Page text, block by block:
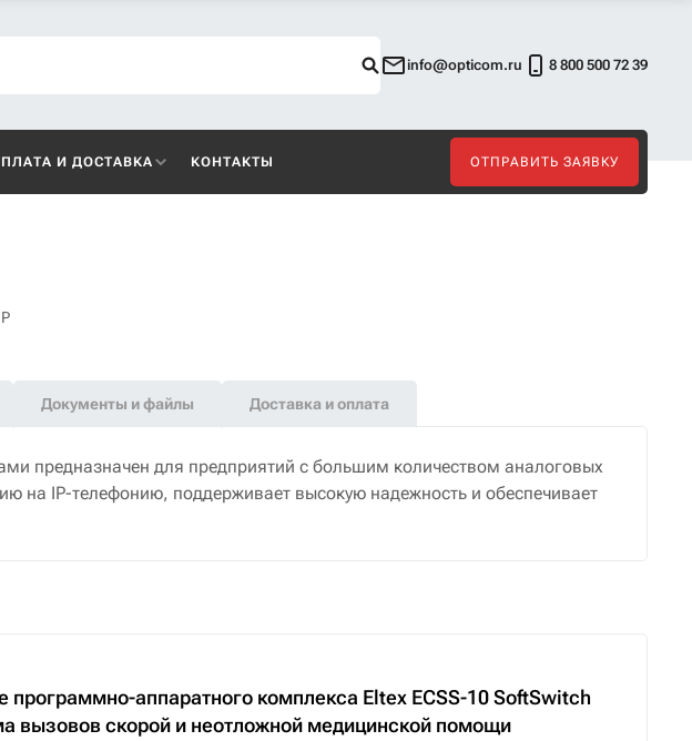
info@opticom.ru 8 800 500 72 39
И ДОСТАВКА КОНТАКТЫ ОТПРАВИТЬ ЗАЯВКУ
Документы и файлы Доставка и оплата
предназначен для предприятий с большим количеством аналоговых
на IP-телефонию, поддерживает высокую надежность и обеспечивает
программно-аппаратного комплекса Eltex ECSS-10 SoftSwitch
вызовов скорой и неотложной медицинской помощи